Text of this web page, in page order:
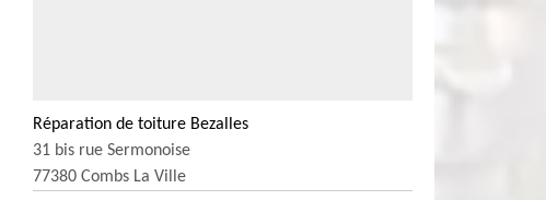
Réparation de toiture Bezalles
31 bis rue Sermonoise
77380 Combs La Ville